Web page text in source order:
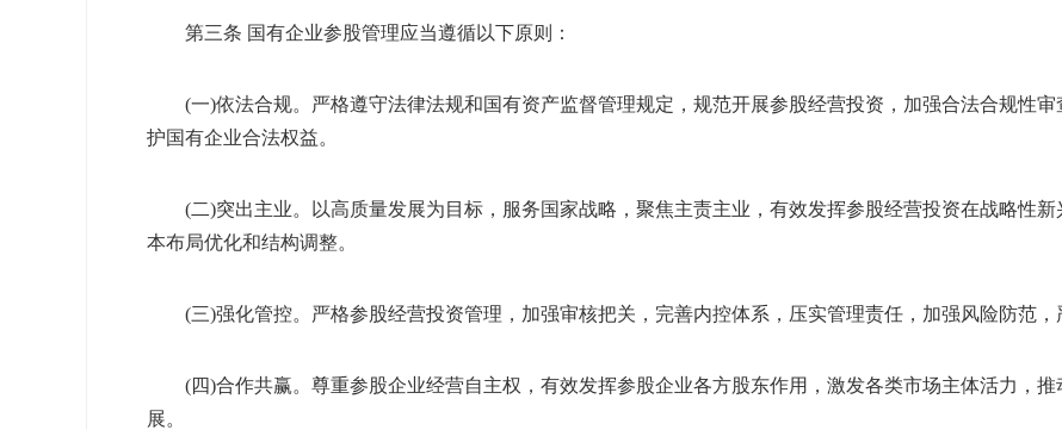
第三条 国有企业参股管理应当遵循以下原则：
(一)依法合规。严格遵守法律法规和国有资产监督管理规定，规范开展参股经营投资，加强合法合规性
护国有企业合法权益。
(二)突出主业。以高质量发展为目标，服务国家战略，聚焦主责主业，有效发挥参股经营投资在战略性
本布局优化和结构调整。
(三)强化管控。严格参股经营投资管理，加强审核把关，完善内控体系，压实管理责任，加强风险防范，
(四)合作共赢。尊重参股企业经营自主权，有效发挥参股企业各方股东作用，激发各类市场主体活力，
展。